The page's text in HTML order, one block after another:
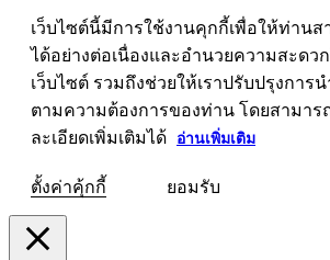
เว็บไซต์นี้มีการใช้งานคุกกี้เพื่อให้ท่านส
ได้อย่างต่อเนื่องและอำนวยความสะดว
เว็บไซต์ รวมถึงช่วยให้เราปรับปรุงการ
ตามความต้องการของท่าน โดยสามาร
ละเอียดเพิ่มเติมได้
อ่านเพิ่มเติม
ตั้งค่าคุ้กกี้ ยอมรับ